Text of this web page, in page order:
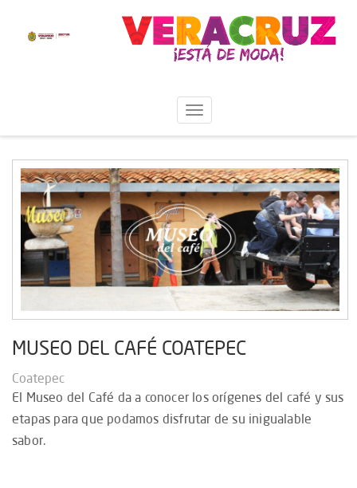
MUSEO DEL CAFÉ COATEPEC
Coatepec
El Museo del Café da a conocer los orígenes del café y sus
etapas para que podamos disfrutar de su inigualable
sabor.